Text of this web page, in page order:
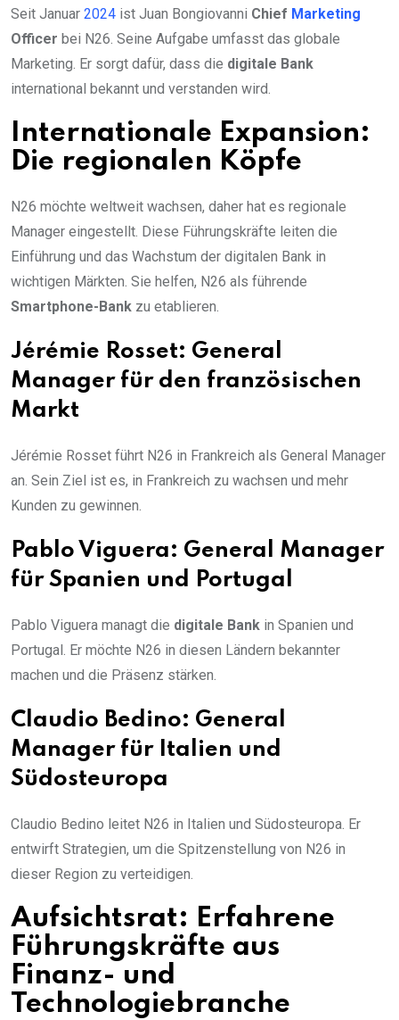
Seit Januar 2024 ist Juan Bongiovanni Chief Marketing
Officer bei N26. Seine Aufgabe umfasst das globale
Marketing. Er sorgt dafür, dass die digitale Bank
international bekannt und verstanden wird.
Internationale Expansion:
Die regionalen Köpfe
N26 möchte weltweit wachsen, daher hat es regionale
Manager eingestellt. Diese Führungskräfte leiten die
Einführung und das Wachstum der digitalen Bank in
wichtigen Märkten. Sie helfen, N26 als führende
Smartphone-Bank zu etablieren.
Jérémie Rosset: General
Manager für den französischen
Markt
Jérémie Rosset führt N26 in Frankreich als General Manager
an. Sein Ziel ist es, in Frankreich zu wachsen und mehr
Kunden zu gewinnen.
Pablo Viguera: General Manager
für Spanien und Portugal
Pablo Viguera managt die digitale Bank in Spanien und
Portugal. Er möchte N26 in diesen Ländern bekannter
machen und die Präsenz stärken.
Claudio Bedino: General
Manager für Italien und
Südosteuropa
Claudio Bedino leitet N26 in Italien und Südosteuropa. Er
entwirft Strategien, um die Spitzenstellung von N26 in
dieser Region zu verteidigen.
Aufsichtsrat: Erfahrene
Führungskräfte aus
Finanz- und
Technologiebranche